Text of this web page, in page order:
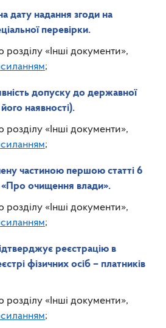
дату надання згоди на
перевірки.
«Інші документи»,
;
допуску до державної
наявності).
«Інші документи»,
;
частиною першою статті 6
«Про очищення влади».
«Інші документи»,
;
реєстрацію в
фізичних осіб – платників
«Інші документи»,
;